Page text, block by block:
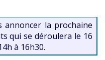
annoncer la prochaine
qui se déroulera le 16
à 16h30.